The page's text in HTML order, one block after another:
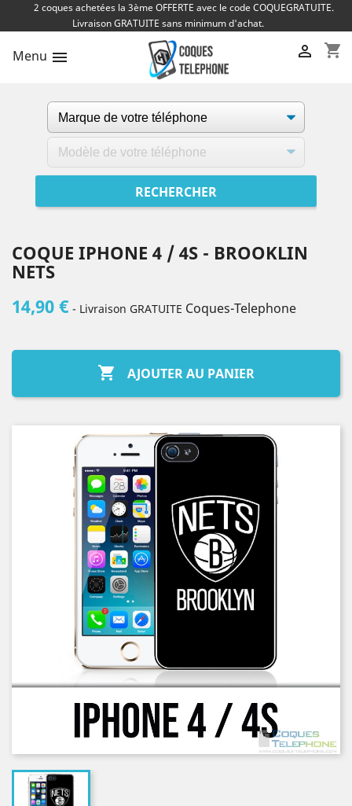
2 coques achetées la 3ème OFFERTE avec le code COQUEGRATUITE.
Livraison GRATUITE sans minimum d'achat.
Menu  shopping_cart

COQUE IPHONE 4 / 4S - BROOKLIN
NETS
14,90 € - Livraison GRATUITE Coques-Telephone
 AJOUTER AU PANIER